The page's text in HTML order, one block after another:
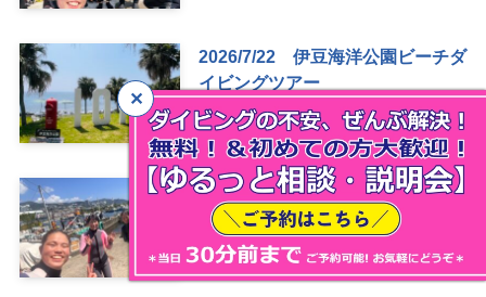
2026/7/22 伊豆海洋公園ビーチダ
イビングツアー
2026年7月27日
2026/7/20伊豆山ボートダイビング
ツアー
2026年7月25日